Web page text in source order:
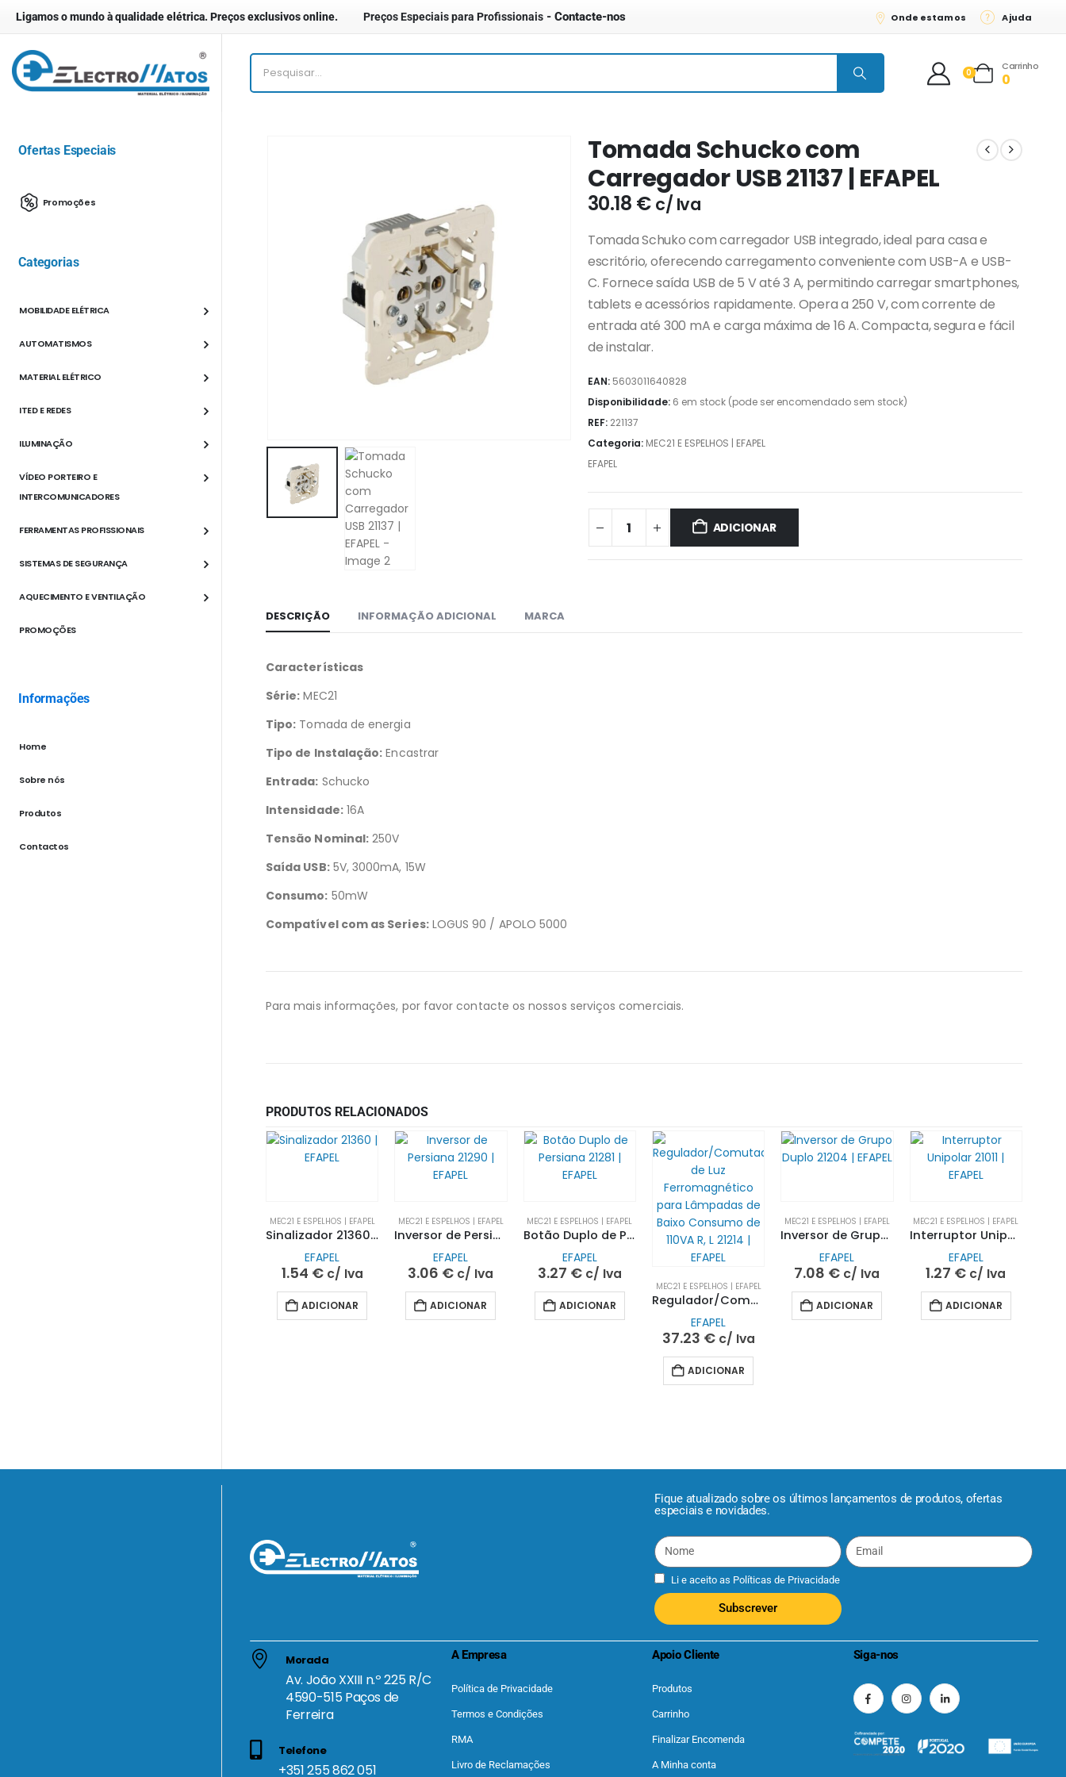
Ligamos o mundo à qualidade elétrica. Preços exclusivos online. Preços Especiais para Profissionais- Contacte-nos Onde estamos Ajuda
0 Carrinho
0
Tomada Schucko com
Carregador USB 21137 | EFAPEL
30.18 € c/ Iva
Tomada Schuko com carregador USB integrado, ideal para casa e
escritório, oferecendo carregamento conveniente com USB-A e USB-
C. Fornece saída USB de 5 V até 3 A, permitindo carregar smartphones,
tablets e acessórios rapidamente. Opera a 250 V, com corrente de
entrada até 300 mA e carga máxima de 16 A. Compacta, segura e fácil
de instalar.
EAN: 5603011640828
Disponibilidade: 6 em stock (pode ser encomendado sem stock)
REF: 221137
Categoria: MEC21 E ESPELHOS | EFAPEL
EFAPEL
ADICIONAR
DESCRIÇÃO INFORMAÇÃO ADICIONAL MARCA
Características
Série: MEC21
Tipo: Tomada de energia
Tipo de Instalação: Encastrar
Entrada: Schucko
Intensidade:16A
Tensão Nominal: 250V
Saída USB:5V, 3000mA, 15W
Consumo: 50mW
Compatível com as Series:LOGUS 90 / APOLO 5000
Para mais informações, por favor contacte os nossos serviços comerciais.
PRODUTOS RELACIONADOS
MEC21 E ESPELHOS | EFAPEL
Sinalizador 21360 | EFAPEL
EFAPEL
1.54 € c/ Iva
ADICIONAR
MEC21 E ESPELHOS | EFAPEL
Inversor de Persiana 21290 | EFAPEL
EFAPEL
3.06 € c/ Iva
ADICIONAR
MEC21 E ESPELHOS | EFAPEL
Botão Duplo de Persiana 21281 | EFAPEL
EFAPEL
3.27 € c/ Iva
ADICIONAR
MEC21 E ESPELHOS | EFAPEL
Regulador/Comutador de Luz Ferromagnético para Lâmpadas de Baixo Consumo de 110VA R, L 21214 | EFAPEL
EFAPEL
37.23 € c/ Iva
ADICIONAR
MEC21 E ESPELHOS | EFAPEL
Inversor de Grupo Duplo 21204 | EFAPEL
EFAPEL
7.08 € c/ Iva
ADICIONAR
MEC21 E ESPELHOS | EFAPEL
Interruptor Unipolar 21011 | EFAPEL
EFAPEL
1.27 € c/ Iva
ADICIONAR
Ofertas Especiais
Promoções
Categorias
MOBILIDADE ELÉTRICA
AUTOMATISMOS
MATERIAL ELÉTRICO
ITED E REDES
ILUMINAÇÃO
VÍDEO PORTEIRO E
INTERCOMUNICADORES
FERRAMENTAS PROFISSIONAIS
SISTEMAS DE SEGURANÇA
AQUECIMENTO E VENTILAÇÃO
PROMOÇÕES
Informações
Home
Sobre nós
Produtos
Contactos
Fique atualizado sobre os últimos lançamentos de produtos, ofertas
especiais e novidades.
Li e aceito as Políticas de Privacidade
Subscrever
Morada
Av. João XXIII n.º 225 R/C
4590-515 Paços de
Ferreira
Telefone
+351 255 862 051
A Empresa
Política de Privacidade
Termos e Condições
RMA
Livro de Reclamações
Apoio Cliente
Produtos
Carrinho
Finalizar Encomenda
A Minha conta
Siga-nos